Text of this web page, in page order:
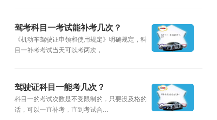
驾考科目一考试能补考几次？
《机动车驾驶证申领和使用规定》明确规定，科
目一补考考试当天可以考两次，...
驾驶证科目一能考几次？
科目一的考试次数是不受限制的，只要没及格的
话，可以一直补考，直到考试合...